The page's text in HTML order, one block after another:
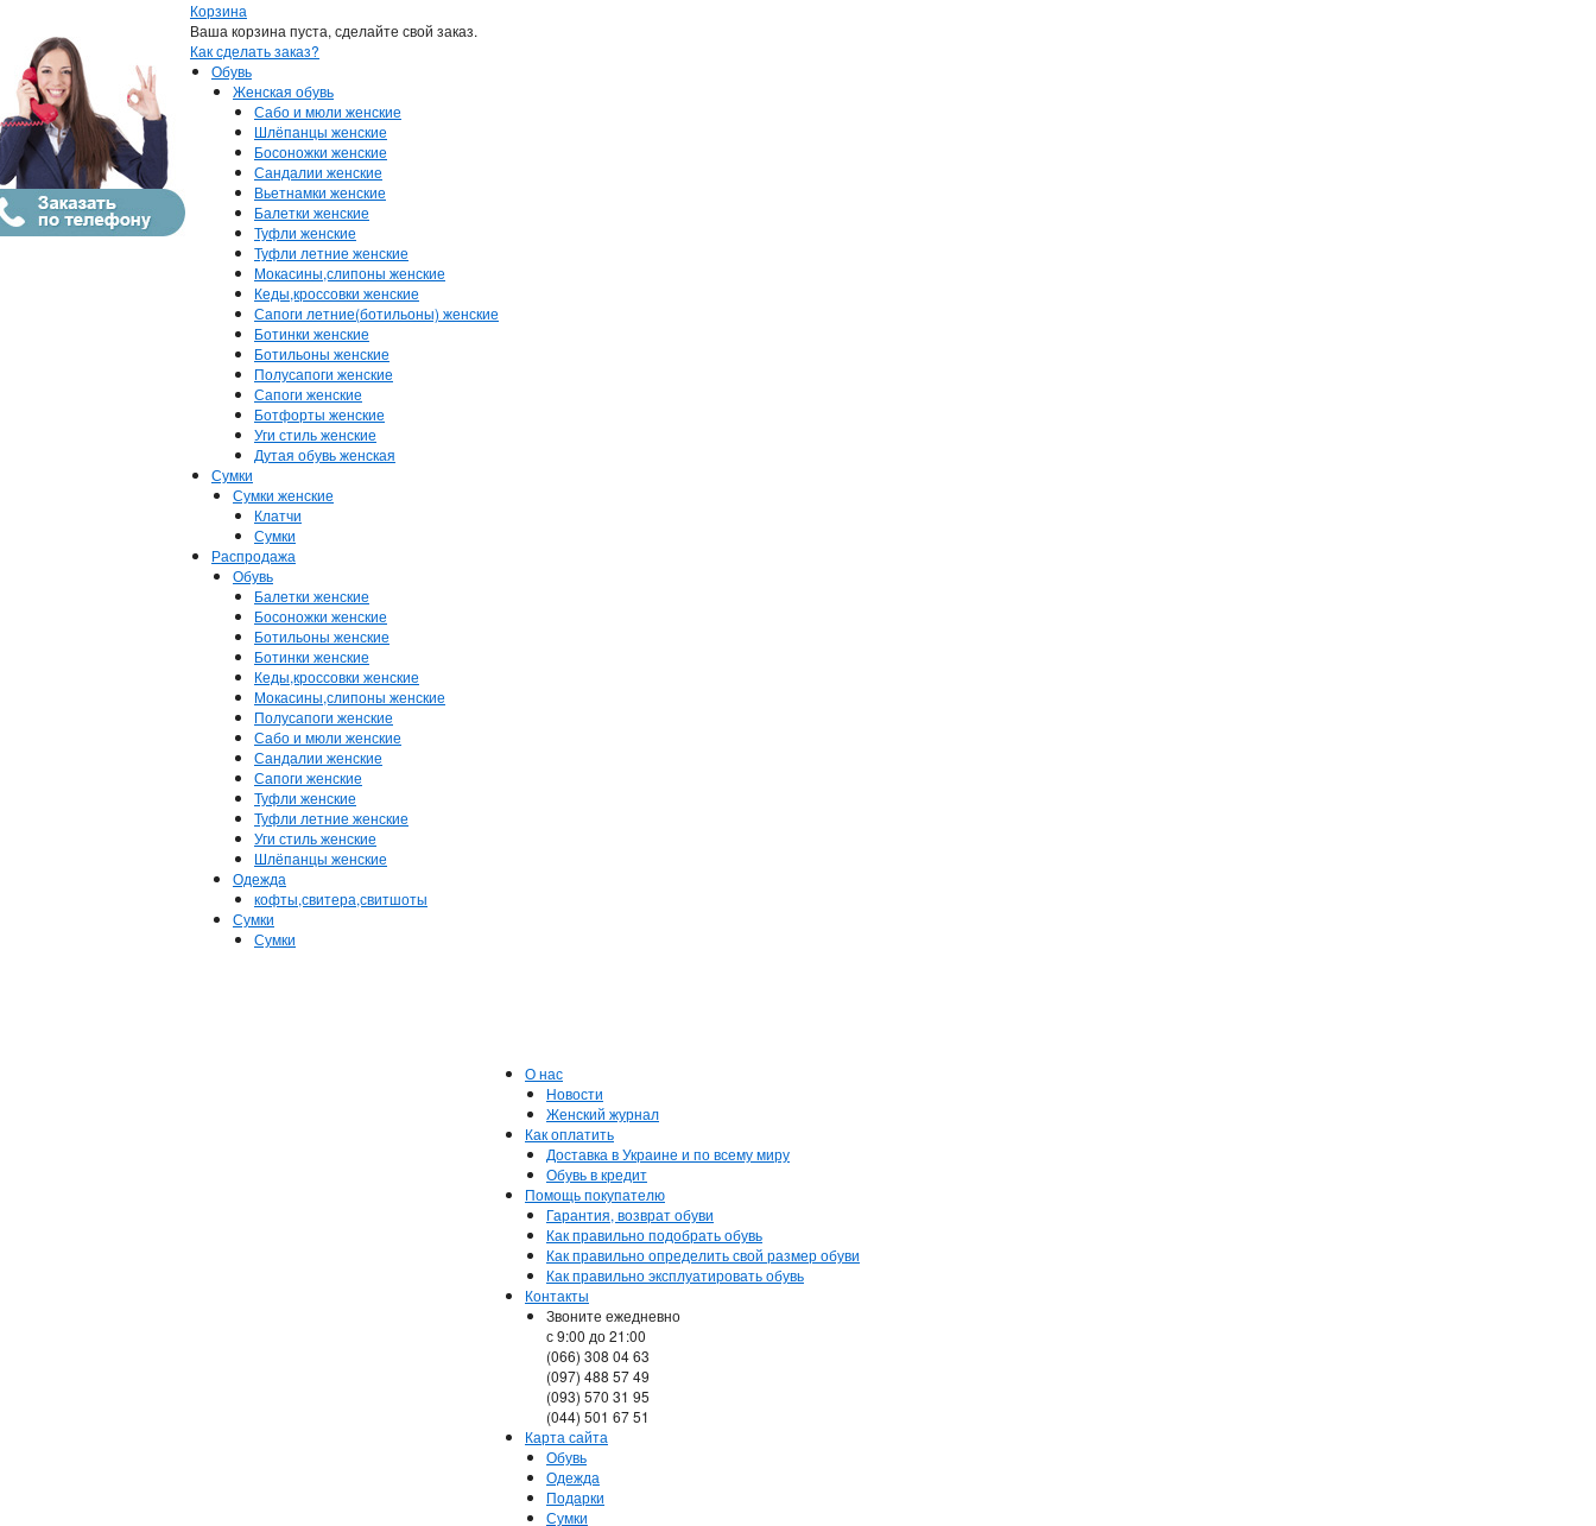
Корзина
Ваша корзина пуста, сделайте свой заказ.
Как сделать заказ?
Обувь
Женская обувь
Сабо и мюли женские
Шлёпанцы женские
Босоножки женские
Сандалии женские
Вьетнамки женские
Балетки женские
Туфли женские
Туфли летние женские
Мокасины,слипоны женские
Кеды,кроссовки женские
Сапоги летние(ботильоны) женские
Ботинки женские
Ботильоны женские
Полусапоги женские
Сапоги женские
Ботфорты женские
Уги стиль женские
Дутая обувь женская
Сумки
Сумки женские
Клатчи
Сумки
Распродажа
Обувь
Балетки женские
Босоножки женские
Ботильоны женские
Ботинки женские
Кеды,кроссовки женские
Мокасины,слипоны женские
Полусапоги женские
Сабо и мюли женские
Сандалии женские
Сапоги женские
Туфли женские
Туфли летние женские
Уги стиль женские
Шлёпанцы женские
Одежда
кофты,свитера,свитшоты
Сумки
Сумки
О нас
Новости
Женский журнал
Как оплатить
Доставка в Украине и по всему миру
Обувь в кредит
Помощь покупателю
Гарантия, возврат обуви
Как правильно подобрать обувь
Как правильно определить свой размер обуви
Как правильно эксплуатировать обувь
Контакты
Звоните ежедневно
с 9:00 до 21:00
(066) 308 04 63
(097) 488 57 49
(093) 570 31 95
(044) 501 67 51
Карта сайта
Обувь
Одежда
Подарки
Сумки